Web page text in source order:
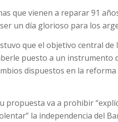
que vienen a reparar 91
un día glorioso para los
que el objetivo central de
puesto a un instrumento
dispuestos en la
propuesta va a prohibir
la independencia del